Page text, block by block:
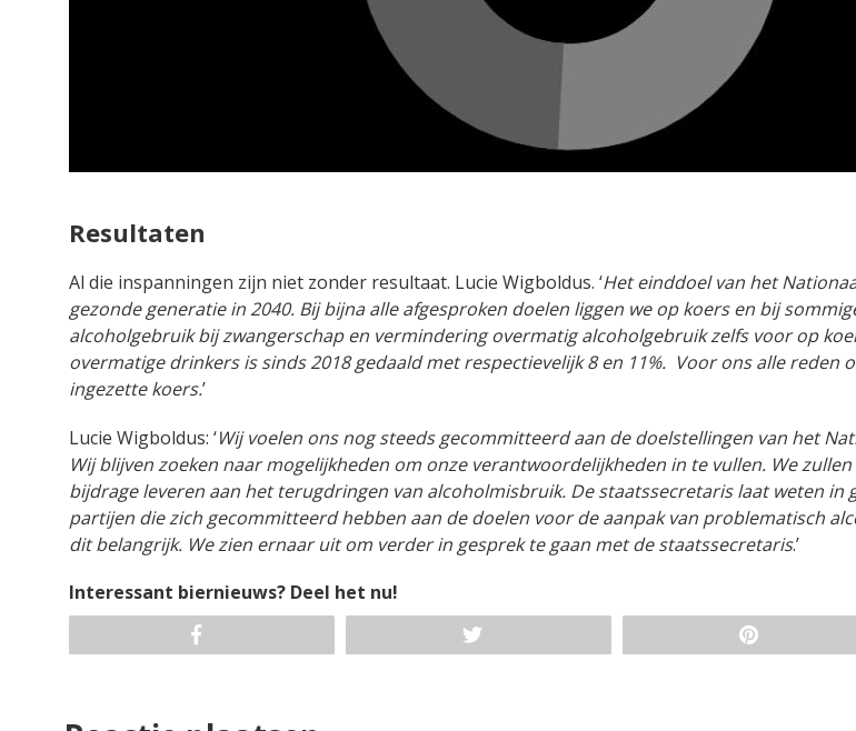
Resultaten
Al die inspanningen zijn niet zonder resultaat. Lucie Wigboldus. ‘Het einddoel van het
gezonde generatie in 2040. Bij bijna alle afgesproken doelen liggen we op koers en bij
alcoholgebruik bij zwangerschap en vermindering overmatig alcoholgebruik zelfs voor op
overmatige drinkers is sinds 2018 gedaald met respectievelijk 8 en 11%. Voor ons alle reden
ingezette koers.’
Lucie Wigboldus: ‘Wij voelen ons nog steeds gecommitteerd aan de doelstellingen van het
Wij blijven zoeken naar mogelijkheden om onze verantwoordelijkheden in te vullen. We
bijdrage leveren aan het terugdringen van alcoholmisbruik. De staatssecretaris laat weten in
partijen die zich gecommitteerd hebben aan de doelen voor de aanpak van problematisch
dit belangrijk. We zien ernaar uit om verder in gesprek te gaan met de staatssecretaris.’
Interessant biernieuws? Deel het nu!